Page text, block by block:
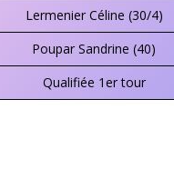
Lermenier Céline (30/4)
Poupar Sandrine (40)
Qualifiée 1er tour